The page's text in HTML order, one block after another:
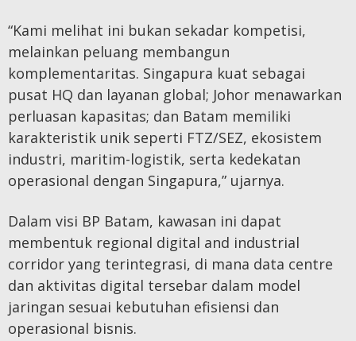
“Kami melihat ini bukan sekadar kompetisi,
melainkan peluang membangun
komplementaritas. Singapura kuat sebagai
pusat HQ dan layanan global; Johor menawarkan
perluasan kapasitas; dan Batam memiliki
karakteristik unik seperti FTZ/SEZ, ekosistem
industri, maritim-logistik, serta kedekatan
operasional dengan Singapura,” ujarnya.
Dalam visi BP Batam, kawasan ini dapat
membentuk regional digital and industrial
corridor yang terintegrasi, di mana data centre
dan aktivitas digital tersebar dalam model
jaringan sesuai kebutuhan efisiensi dan
operasional bisnis.